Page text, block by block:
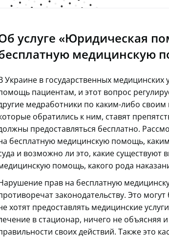
услуге «Юридическая
медицинскую
Украине в государственных
пациентам, и этот вопрос
медработники по каким-либо
обратились к ним, ставят
предоставляться бесплатно.
бесплатную медицинскую помощь,
и возможно ли это, какие
помощь, какого рода
прав на бесплатную
законодательству. Это
хотят предоставлять медицинские
в стационар, ничего не объясняя
своих действий. Также это